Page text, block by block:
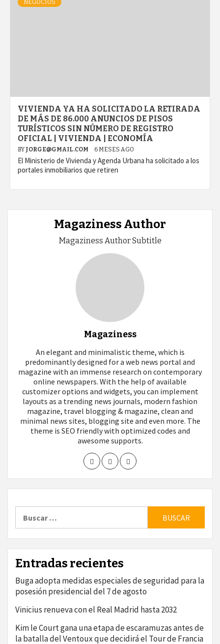
NEGOCIOS
VIVIENDA YA HA SOLICITADO LA RETIRADA
DE MÁS DE 86.000 ANUNCIOS DE PISOS
TURÍSTICOS SIN NÚMERO DE REGISTRO
OFICIAL | VIVIENDA | ECONOMÍA
BY JORGE@GMAIL.COM 6 MESES AGO
El Ministerio de Vivienda y Agenda Urbana ha solicitado a los
portales inmobiliarios que retiren
Magaziness Author
Magaziness Author Subtitle
Magaziness
An elegant and minimalistic theme, which is
predominantly designed for a web news portal and
magazine with an immense research on contemporary
online newspapers. With the help of available
customizer options and widgets, you can implement
layouts as a trending news journals, modern fashion
magazine, travel blogging & magazine, clean and
minimal news sites, blogging site and even more. The
theme is SEO friendly with optimized codes and
awesome supports.
Entradas recientes
Buga adopta medidas especiales de seguridad para la
posesión presidencial del 7 de agosto
Vinicius renueva con el Real Madrid hasta 2032
Kim le Court gana una etapa de escaramuzas antes de
la batalla del Ventoux que decidirá el Tour de Francia